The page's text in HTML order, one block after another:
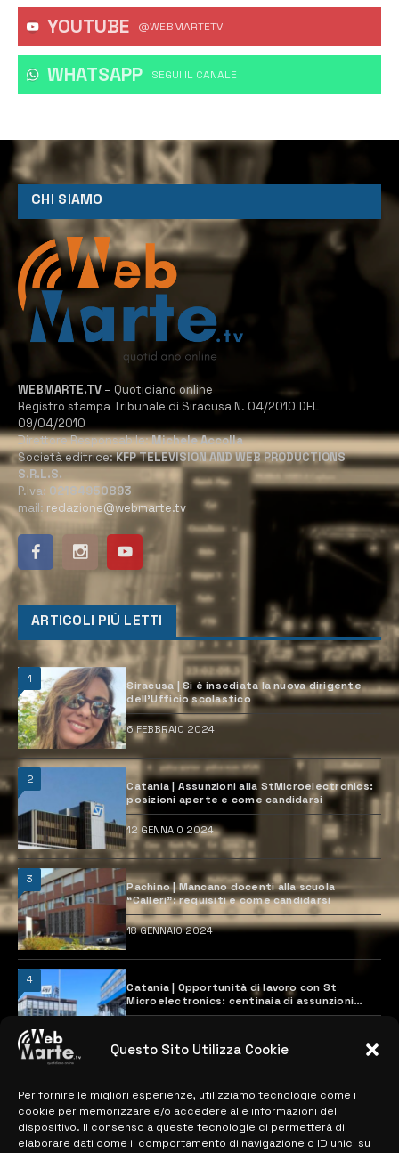
Questo Sito Utilizza Cookie
Per fornire le migliori esperienze, utilizziamo tecnologie come i
cookie per memorizzare e/o accedere alle informazioni del
dispositivo. Il consenso a queste tecnologie ci permetterà di
elaborare dati come il comportamento di navigazione o ID unici su
YOUTUBE @WEBMARTETV
WHATSAPP ‎SEGUI IL CANALE
CHI SIAMO
WEBMARTE.TV – Quotidiano online
Registro stampa Tribunale di Siracusa N. 04/2010 DEL
09/04/2010
Direttore Responsabile:Michele Accolla
Società editrice:KFP TELEVISION AND WEB PRODUCTIONS
S.R.L.S.
P.Iva: 02184950893
mail: redazione@webmarte.tv
ARTICOLI PIÙ LETTI
1
Siracusa | Si è insediata la nuova dirigente
dell’Ufficio scolastico
6 FEBBRAIO 2024
2
Catania | Assunzioni alla StMicroelectronics:
posizioni aperte e come candidarsi
12 GENNAIO 2024
3
Pachino | Mancano docenti alla scuola
“Calleri”: requisiti e come candidarsi
18 GENNAIO 2024
4
Catania | Opportunità di lavoro con St
Microelectronics: centinaia di assunzioni
previste
MAPPA DEL SITO
> NOTIZIE